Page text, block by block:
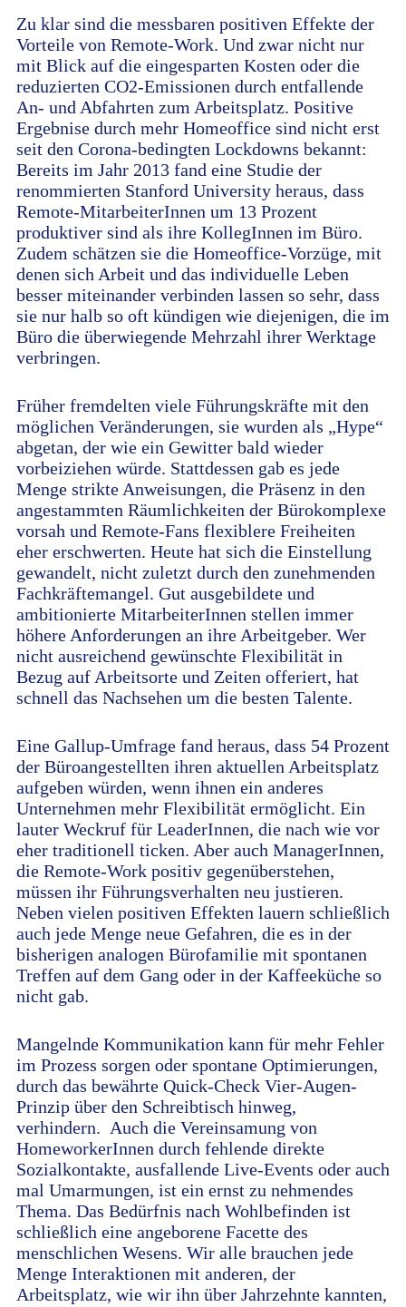
Zu klar sind die messbaren positiven Effekte der
Vorteile von Remote-Work. Und zwar nicht nur
mit Blick auf die eingesparten Kosten oder die
reduzierten CO2-Emissionen durch entfallende
An- und Abfahrten zum Arbeitsplatz. Positive
Ergebnise durch mehr Homeoffice sind nicht erst
seit den Corona-bedingten Lockdowns bekannt:
Bereits im Jahr 2013 fand eine Studie der
renommierten Stanford University heraus, dass
Remote-MitarbeiterInnen um 13 Prozent
produktiver sind als ihre KollegInnen im Büro.
Zudem schätzen sie die Homeoffice-Vorzüge, mit
denen sich Arbeit und das individuelle Leben
besser miteinander verbinden lassen so sehr, dass
sie nur halb so oft kündigen wie diejenigen, die im
Büro die überwiegende Mehrzahl ihrer Werktage
verbringen.
Früher fremdelten viele Führungskräfte mit den
möglichen Veränderungen, sie wurden als „Hype“
abgetan, der wie ein Gewitter bald wieder
vorbeiziehen würde. Stattdessen gab es jede
Menge strikte Anweisungen, die Präsenz in den
angestammten Räumlichkeiten der Bürokomplexe
vorsah und Remote-Fans flexiblere Freiheiten
eher erschwerten. Heute hat sich die Einstellung
gewandelt, nicht zuletzt durch den zunehmenden
Fachkräftemangel. Gut ausgebildete und
ambitionierte MitarbeiterInnen stellen immer
höhere Anforderungen an ihre Arbeitgeber. Wer
nicht ausreichend gewünschte Flexibilität in
Bezug auf Arbeitsorte und Zeiten offeriert, hat
schnell das Nachsehen um die besten Talente.
Eine Gallup-Umfrage fand heraus, dass 54 Prozent
der Büroangestellten ihren aktuellen Arbeitsplatz
aufgeben würden, wenn ihnen ein anderes
Unternehmen mehr Flexibilität ermöglicht. Ein
lauter Weckruf für LeaderInnen, die nach wie vor
eher traditionell ticken. Aber auch ManagerInnen,
die Remote-Work positiv gegenüberstehen,
müssen ihr Führungsverhalten neu justieren.
Neben vielen positiven Effekten lauern schließlich
auch jede Menge neue Gefahren, die es in der
bisherigen analogen Bürofamilie mit spontanen
Treffen auf dem Gang oder in der Kaffeeküche so
nicht gab.
Mangelnde Kommunikation kann für mehr Fehler
im Prozess sorgen oder spontane Optimierungen,
durch das bewährte Quick-Check Vier-Augen-
Prinzip über den Schreibtisch hinweg,
verhindern. Auch die Vereinsamung von
HomeworkerInnen durch fehlende direkte
Sozialkontakte, ausfallende Live-Events oder auch
mal Umarmungen, ist ein ernst zu nehmendes
Thema. Das Bedürfnis nach Wohlbefinden ist
schließlich eine angeborene Facette des
menschlichen Wesens. Wir alle brauchen jede
Menge Interaktionen mit anderen, der
Arbeitsplatz, wie wir ihn über Jahrzehnte kannten,